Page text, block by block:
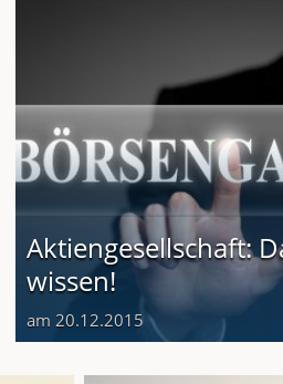
Aktiengesellschaft:
wissen!
am 20.12.2015